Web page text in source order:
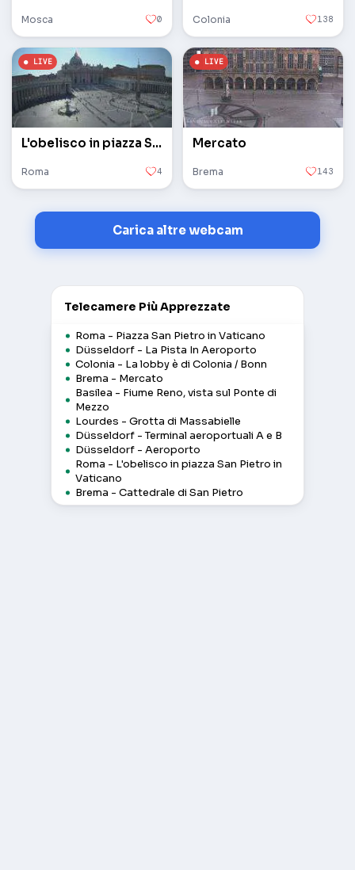
Mosca 0 Colonia 138
L'obelisco in piazza San Pietro in Vaticano
Roma 4
Mercato
Brema 143
Carica altre webcam
Telecamere Più Apprezzate
Roma - Piazza San Pietro in Vaticano
Düsseldorf - La Pista In Aeroporto
Colonia - La lobby è di Colonia / Bonn
Brema - Mercato
Basilea - Fiume Reno, vista sul Ponte di
Mezzo
Lourdes - Grotta di Massabielle
Düsseldorf - Terminal aeroportuali A e B
Düsseldorf - Aeroporto
Roma - L'obelisco in piazza San Pietro in
Vaticano
Brema - Cattedrale di San Pietro